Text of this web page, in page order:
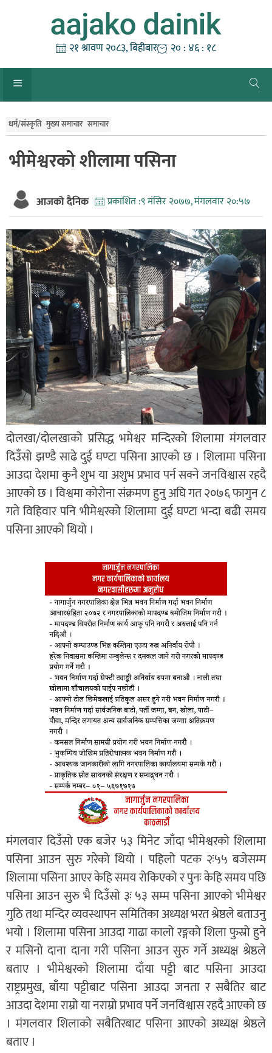
२१ श्रावण २०८३, बिहीबार २० : ४६ : १९
धर्म/संस्कृति मुख्य समाचार समाचार
भीमेश्वरको शीलामा पसिना
आजको दैनिक प्रकाशित :९ मंसिर २०७७, मंगलवार २०:५७
दोलखा/दोलखाको प्रसिद्ध भमेश्वर मन्दिरको शिलामा मंगलवार
दिउँसो झण्डै साढे दुई घण्टा पसिना आएको छ । शिलामा पसिना
आउदा देशमा कुनै शुभ या अशुभ प्रभाव पर्न सक्ने जनविश्वास रहदै
आएको छ । विश्वमा कोरोना संक्रमण हुनु अघि गत २०७६ फागुन ८
गते विहिवार पनि भीमेश्वरको शिलामा दुई घण्टा भन्दा बढी समय
पसिना आएको थियो ।
मंगलवार दिउँसो एक बजेर ५३ मिनेट जाँदा भीमेश्वरको शिलामा
पसिना आउन सुरु गरेको थियो । पहिलो पटक २ः५५ बजेसम्म
शिलामा पसिना आएर केहि समय रोकिएको र पुनः केहि समय पछि
पसिना आउन सुरु भै दिउँसो ३ः ५३ सम्म पसिना आएको भीमेश्वर
गुठि तथा मन्दिर व्यवस्थापन समितिका अध्यक्ष भरत श्रेष्ठले बताउनु
भयो । शिलामा पसिना आउदा गाढा कालो रङ्गको शिला फुस्रो हुने
र मसिनो दाना दाना गरी पसिना आउन सुरु गर्ने अध्यक्ष श्रेष्ठले
बताए । भीमेश्वरको शिलामा दाँया पट्टी बाट पसिना आउदा
राष्ट्रप्रमुख, बाँया पट्टीबाट पसिना आउदा जनता र सबैतिर बाट
आउदा देशमा राम्रो या नराम्रो प्रभाव पर्ने जनविश्वास रहदै आएको छ
। मंगलवार शिलाको सबैतिरबाट पसिना आएको अध्यक्ष श्रेष्ठले
बताए ।